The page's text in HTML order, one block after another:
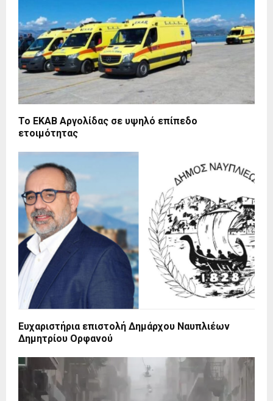
Το ΕΚΑΒ Αργολίδας σε υψηλό επίπεδο
ετοιμότητας
Ευχαριστήρια επιστολή Δημάρχου Ναυπλιέων
Δημητρίου Ορφανού